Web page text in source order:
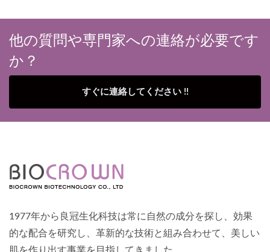
他の質問や専門家への連絡が必要です
か？
すぐに連絡してください !!
1977年から良冠生化科技は常に自然の成分を探し、効果
的な配合を研究し、革新的な技術と組み合わせて、美しい